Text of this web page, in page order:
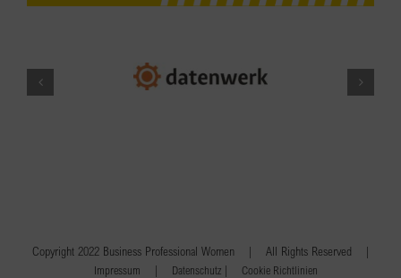
Copyright 2022 Business Professional Women | All Rights Reserved |
Impressum | Datenschutz | Cookie Richtlinien